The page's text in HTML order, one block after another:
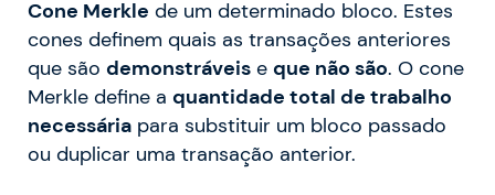
Cone Merkle de um determinado bloco. Estes
cones definem quais as transações anteriores
que são demonstráveis e que não são. O cone
Merkle define a quantidade total de trabalho
necessária para substituir um bloco passado
ou duplicar uma transação anterior.